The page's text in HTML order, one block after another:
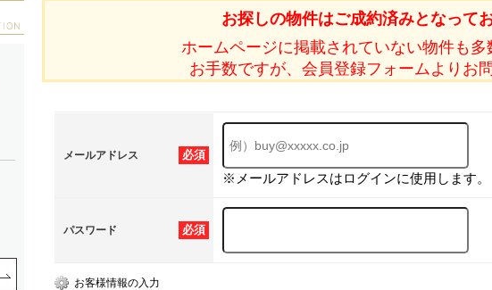
お部屋探しコラム 賃貸管理コ
お探しの物件はご成約済みとなってお
ホームページに掲載されていない物件も多
お手数ですが、会員登録フォームよりお
必須
メールアドレス
※メールアドレスはログインに使用します。
必須
パスワード
お客様情報の入力